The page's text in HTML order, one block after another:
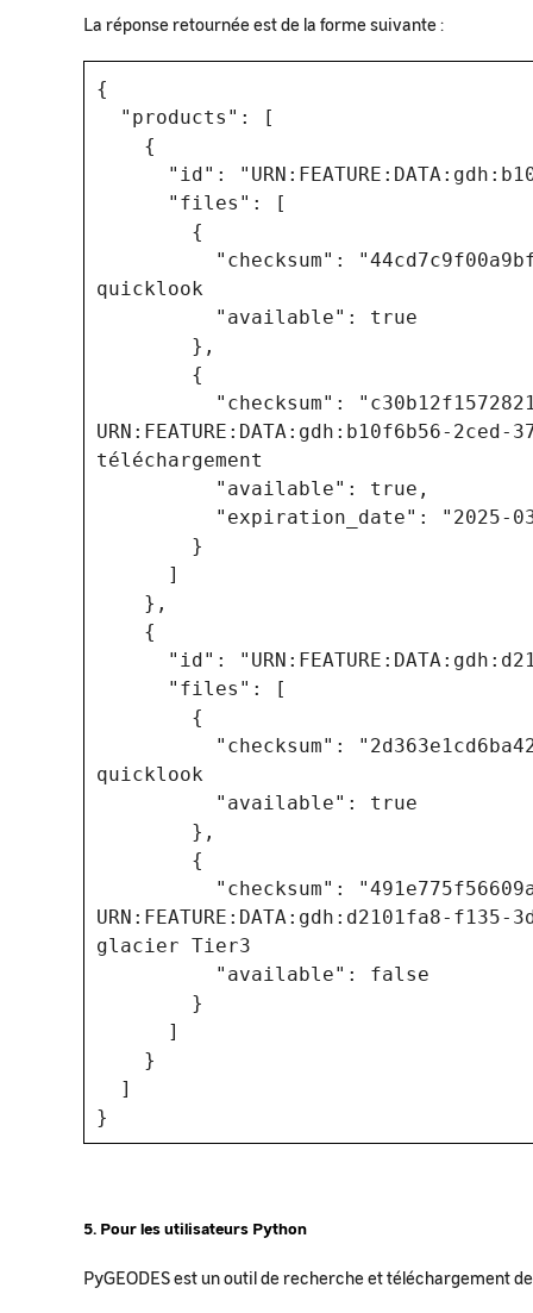
La réponse retournée est de la forme suivante :
{
"products": [
{
"id":
"files": [
{
"checksum":
quicklook
"available": true
},
{
"checksum":
URN:FEATURE:DATA:gdh:b10f6b56-
téléchargement
"available": true,
"expiration_date": "2025-03-
}
]
},
{
"id":
"files": [
{
"checksum":
quicklook
"available": true
},
{
"checksum":
URN:FEATURE:DATA:gdh:d2101fa8-
glacier Tier3
"available": false
}
]
}
]
}
5. Pour les utilisateurs Python
PyGEODES est un outil de recherche et téléchargement